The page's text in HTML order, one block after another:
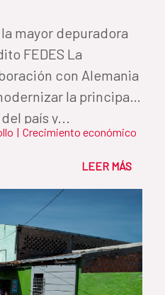
mayor depuradora
FEDES La
con Alemania
la principal
país y...
| Crecimiento económico
LEER MÁS